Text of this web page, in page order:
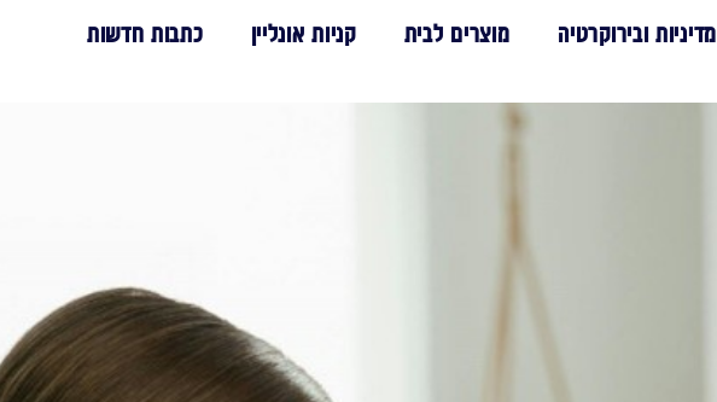
מדיניות ובירוקרטיה מוצרים לבית קניות אונליין כתבות חדשות